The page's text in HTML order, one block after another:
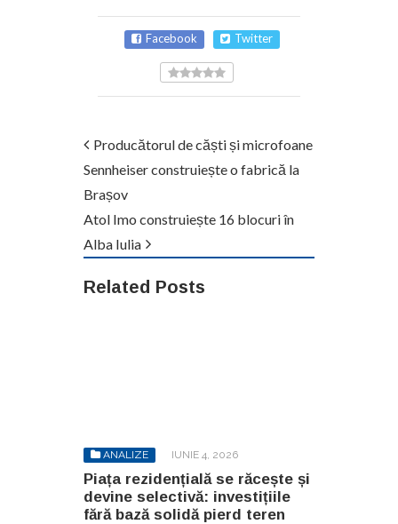
Facebook Twitter
Producătorul de căști și microfoane
Sennheiser construiește o fabrică la
Brașov
Atol Imo construiește 16 blocuri în
Alba Iulia
Related Posts
ANALIZE IUNIE 4, 2026
Piața rezidențială se răcește și
devine selectivă: investițiile
fără bază solidă pierd teren